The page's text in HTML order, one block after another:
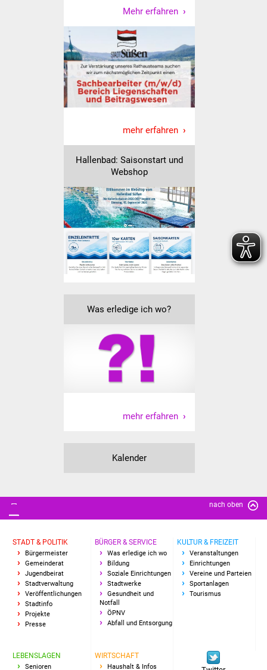
ÖPNV
Bürgerbus (MOBS)
Abfall und Entsorgung
Kultur & Freizeit
Ostermarkt
Einrichtungen
Hallenbad
Stadtarchiv
Zehntscheuer
Bürgerhaus
Vereine und Parteien
Erlebnisregion
Schwäbischer Albtrauf
Mehr erfahren
mehr erfahren
Hallenbad: Saisonstart und
Webshop
Was erledige ich wo?
mehr erfahren
Kalender
nach oben
STADT & POLITIK
Bürgermeister
Gemeinderat
Jugendbeirat
Stadtverwaltung
Veröffentlichungen
Stadtinfo
Projekte
Presse
BÜRGER & SERVICE
Was erledige ich wo
Bildung
Soziale Einrichtungen
Stadtwerke
Gesundheit und
Notfall
ÖPNV
Abfall und Entsorgung
KULTUR & FREIZEIT
Veranstaltungen
Einrichtungen
Vereine und Parteien
Sportanlagen
Tourismus
LEBENSLAGEN
Senioren
WIRTSCHAFT
Haushalt & Infos